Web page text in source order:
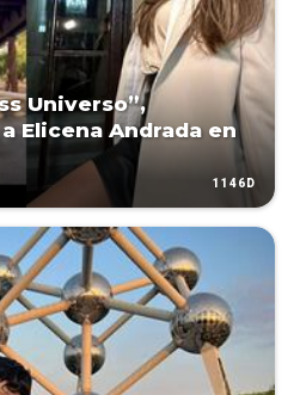
Universo”,
Elicena Andrada en
1146D